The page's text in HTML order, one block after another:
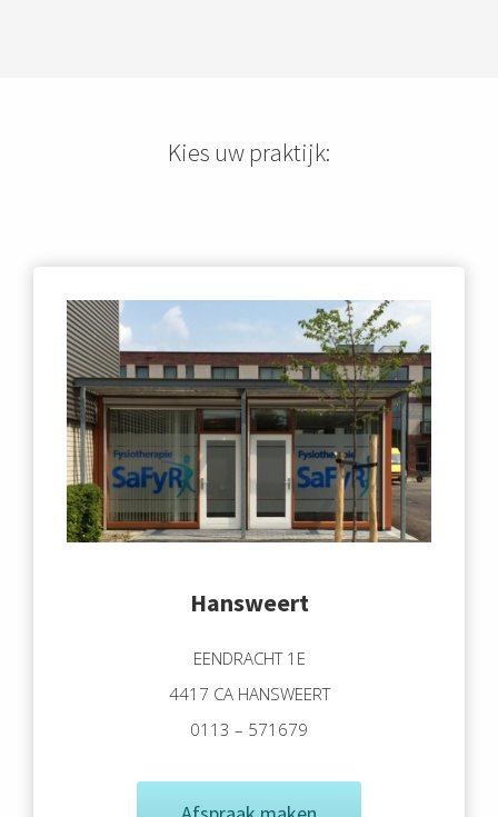
Kies uw praktijk:
Hansweert
EENDRACHT 1E
4417 CA HANSWEERT
0113 – 571679